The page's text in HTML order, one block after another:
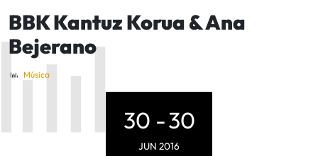
BBK Kantuz Korua & Ana
Bejerano
Música
30 -30
JUN 2016